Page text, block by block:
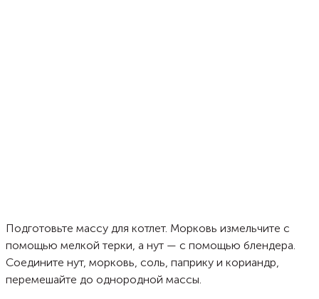
Подготовьте массу для котлет. Морковь измельчите с
помощью мелкой терки, а нут — с помощью блендера.
Соедините нут, морковь, соль, паприку и кориандр,
перемешайте до однородной массы.